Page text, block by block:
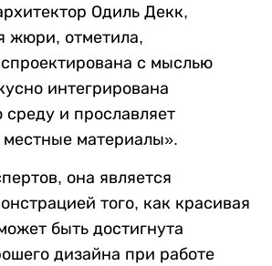
Одиль Декк,
жюри, отметила,
с мыслью
интегрирована
и прославляет
материалы».
она является
того, как красивая
быть достигнута
дизайна при работе